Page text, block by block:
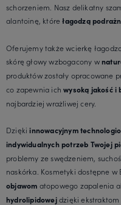
schorzeniem. Nasz delikatny
alantoinę, które łagodzą
Oferujemy także wcierkę
skórę głowy wzbogacony w
produktów zostały opracowane
co zapewnia ichwysoką jakość i
najbardziej wrażliwej cery.
Dziękiinnowacyjnym
indywidualnych potrzeb Twojej
problemy ze swędzeniem,
naskórka. Kosmetyki dostępne
objawom atopowego zapalenia
hydrolipidowejdzięki ekstraktom